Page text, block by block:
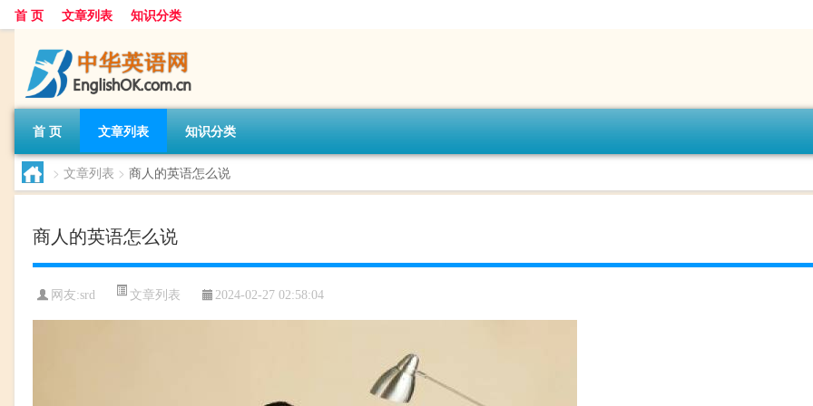
首 页 文章列表 知识分类
首 页 文章列表 知识分类
> 文章列表 > 商人的英语怎么说
商人的英语怎么说
网友:srd 文章列表 2024-02-27 02:58:04